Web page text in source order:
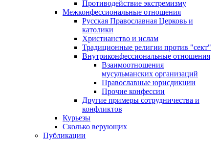
Противодействие экстремизму
Межконфессиональные отношения
Русская Православная Церковь и
католики
Христианство и ислам
Традиционные религии против "сект"
Внутриконфессиональные отношения
Взаимоотношения
мусульманских организаций
Православные юрисдикции
Прочие конфессии
Другие примеры сотрудничества и
конфликтов
Курьезы
Сколько верующих
Публикации